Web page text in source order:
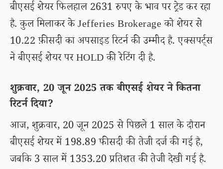
बीएसई शेयर फिलहाल 2631 रुपए के भाव पर ट्रेड कर रहा
है. कुल मिलाकर के Jefferies Brokerage को शेयर से
10.22 फ़ीसदी का अपसाइड रिटर्न की उम्मीद है. एक्सपर्ट्स
ने बीएसई शेयर पर HOLD की रेटिंग दी है.
शुक्रवार, 20 जून 2025 तक बीएसई शेयर ने कितना
रिटर्न दिया?
आज, शुक्रवार, 20 जून 2025 से पिछले 1 साल के दौरान
बीएसई शेयर में 198.89 फीसदी की तेजी दर्ज की गई है,
जबकि 3 साल में 1353.20 प्रतिशत की तेजी देखी गई है.